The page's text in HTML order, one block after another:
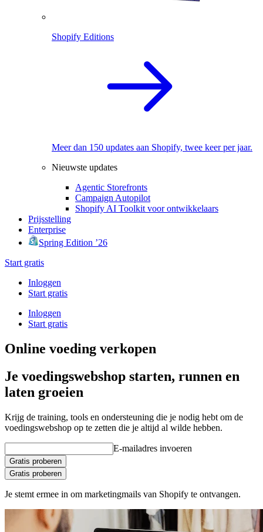
Shopify Editions
Meer dan 150 updates aan Shopify, twee keer per jaar.
Nieuwste updates
Agentic Storefronts
Campaign Autopilot
Shopify AI Toolkit voor ontwikkelaars
Prijsstelling
Enterprise
Spring Edition ’26
Start gratis
Inloggen
Start gratis
Inloggen
Start gratis
Online voeding verkopen
Je voedingswebshop starten, runnen en
laten groeien
Krijg de training, tools en ondersteuning die je nodig hebt om de
voedingswebshop op te zetten die je altijd al wilde hebben.
E-mailadres invoeren
Gratis proberen
Gratis proberen
Je stemt ermee in om marketingmails van Shopify te ontvangen.